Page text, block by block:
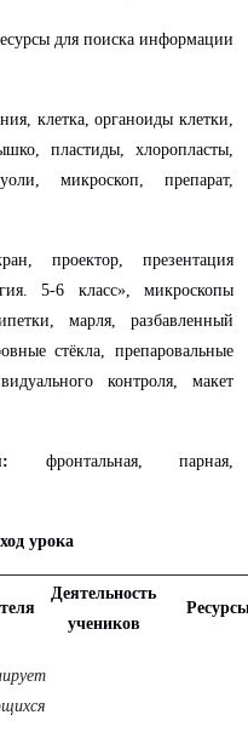
для поиска информации
клетка, органоиды клетки,
пластиды, хлоропласты,
микроскоп, препарат,
проектор, презентация
5-6 класс», микроскопы
марля, разбавленный
стёкла, препаровальные
контроля, макет
фронтальная, парная,
урока
Деятельность
учеников